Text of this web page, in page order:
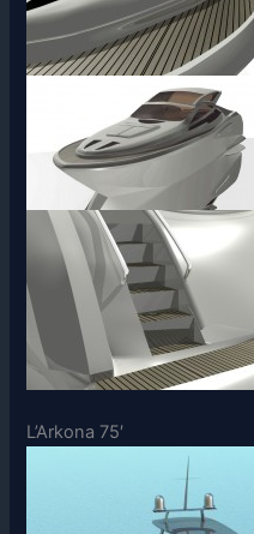
L’Arkona 75′